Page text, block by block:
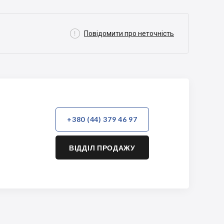
 Повідомити про неточність
+380 (44) 379 46 97
ВІДДІЛ ПРОДАЖУ